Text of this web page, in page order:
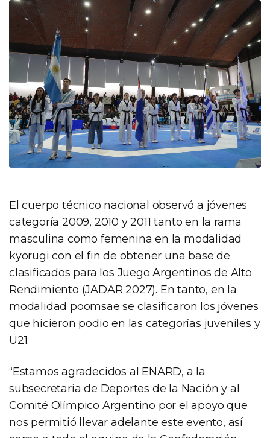
El cuerpo técnico nacional observó a jóvenes
categoría 2009, 2010 y 2011 tanto en la rama
masculina como femenina en la modalidad
kyorugi con el fin de obtener una base de
clasificados para los Juego Argentinos de Alto
Rendimiento (JADAR 2027). En tanto, en la
modalidad poomsae se clasificaron los jóvenes
que hicieron podio en las categorías juveniles y
U21.
“Estamos agradecidos al ENARD, a la
subsecretaria de Deportes de la Nación y al
Comité Olímpico Argentino por el apoyo que
nos permitió llevar adelante este evento, así